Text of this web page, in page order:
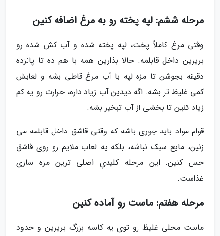
مرحله ششم: لپه پخته رو به مرغ اضافه کنین
وقتی مرغ کاملاً پخت، لپه پخته شده و آب کش شده رو
بریزین داخل قابلمه. حالا بذارین همه با هم ده تا پانزده
دقیقه بجوشن تا مزه لپه با آب مرغ قاطی بشه و لعابش
کمی غلیظ تر بشه. اگه دیدین آب زیاد داره، حرارت رو یه کم
زیاد کنین تا بخشی از آب تبخیر بشه.
قوام مواد باید جوری باشه که وقتی قاشق داخل قابلمه می
زنین، مایع سبک نباشه، بلکه یه لعاب ملایم رو روی قاشق
حس کنین. این مرحله کلیدیِ اصلی ترین مزه سازی
غذاست.
مرحله هفتم: ماست رو آماده کنین
ماست محلی غلیظ رو توی یه کاسه بزرگ بریزین و حدود